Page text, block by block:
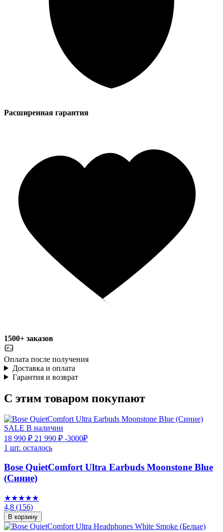
Расширенная гарантия
1500+ заказов
Оплата после получения
Доставка и оплата
Гарантия и возврат
С этим товаром покупают
SALE В наличии
18 990 ₽ 21 990 ₽ -3000₽
1 шт. осталось
Bose QuietComfort Ultra Earbuds Moonstone Blue
(Синие)
★★★★★
4,8 (156)
В корзину